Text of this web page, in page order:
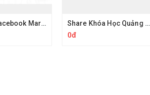
Khóa Học Facebook Marketing Facebook Level 2 Thực Chiến Chu Minh Hạnh Share Khóa Học Quảng Cáo Facebook Thực Chiến Chu Minh Hạnh
0đ